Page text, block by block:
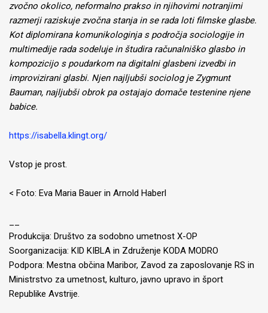
zvočno okolico, neformalno prakso in njihovimi notranjimi
razmerji raziskuje zvočna stanja in se rada loti filmske glasbe.
Kot diplomirana komunikologinja s področja sociologije in
multimedije rada sodeluje in študira računalniško glasbo in
kompozicijo s poudarkom na digitalni glasbeni izvedbi in
improvizirani glasbi. Njen najljubši sociolog je Zygmunt
Bauman, najljubši obrok pa ostajajo domače testenine njene
babice.
https://isabella.klingt.org/
Vstop je prost.
< Foto: Eva Maria Bauer in Arnold Haberl
Produkcija: Društvo za sodobno umetnost X-OP
Soorganizacija: KID KIBLA in Združenje KODA MODRO
Podpora: Mestna občina Maribor, Zavod za zaposlovanje RS in
Ministrstvo za umetnost, kulturo, javno upravo in šport
Republike Avstrije.